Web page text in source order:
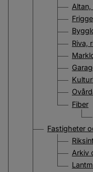
Riva,
Fiber
Fastigheter
Arkiv